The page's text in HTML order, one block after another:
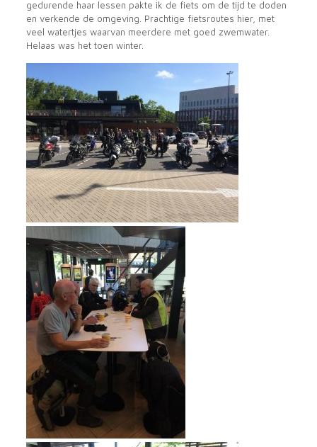
gedurende haar lessen pakte ik de fiets om de tijd te doden
en verkende de omgeving. Prachtige fietsroutes hier, met
veel watertjes waarvan meerdere met goed zwemwater.
Helaas was het toen winter.